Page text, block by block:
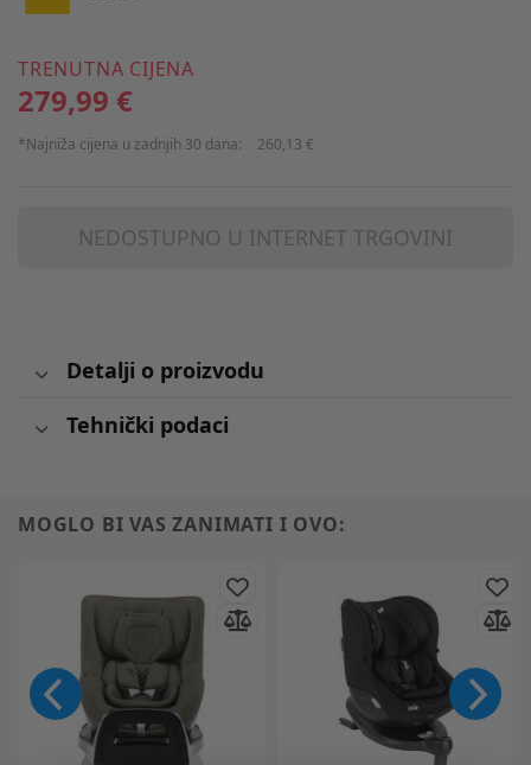
TRENUTNA CIJENA
279,99 €
*Najniža cijena u zadnjih 30 dana: 260,13 €
NEDOSTUPNO U INTERNET TRGOVINI
Detalji o proizvodu
Tehnički podaci
MOGLO BI VAS ZANIMATI I OVO: